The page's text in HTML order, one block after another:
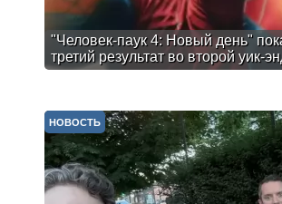
"Человек-паук 4: Новый день"
третий результат во второй уик-
НОВОСТЬ